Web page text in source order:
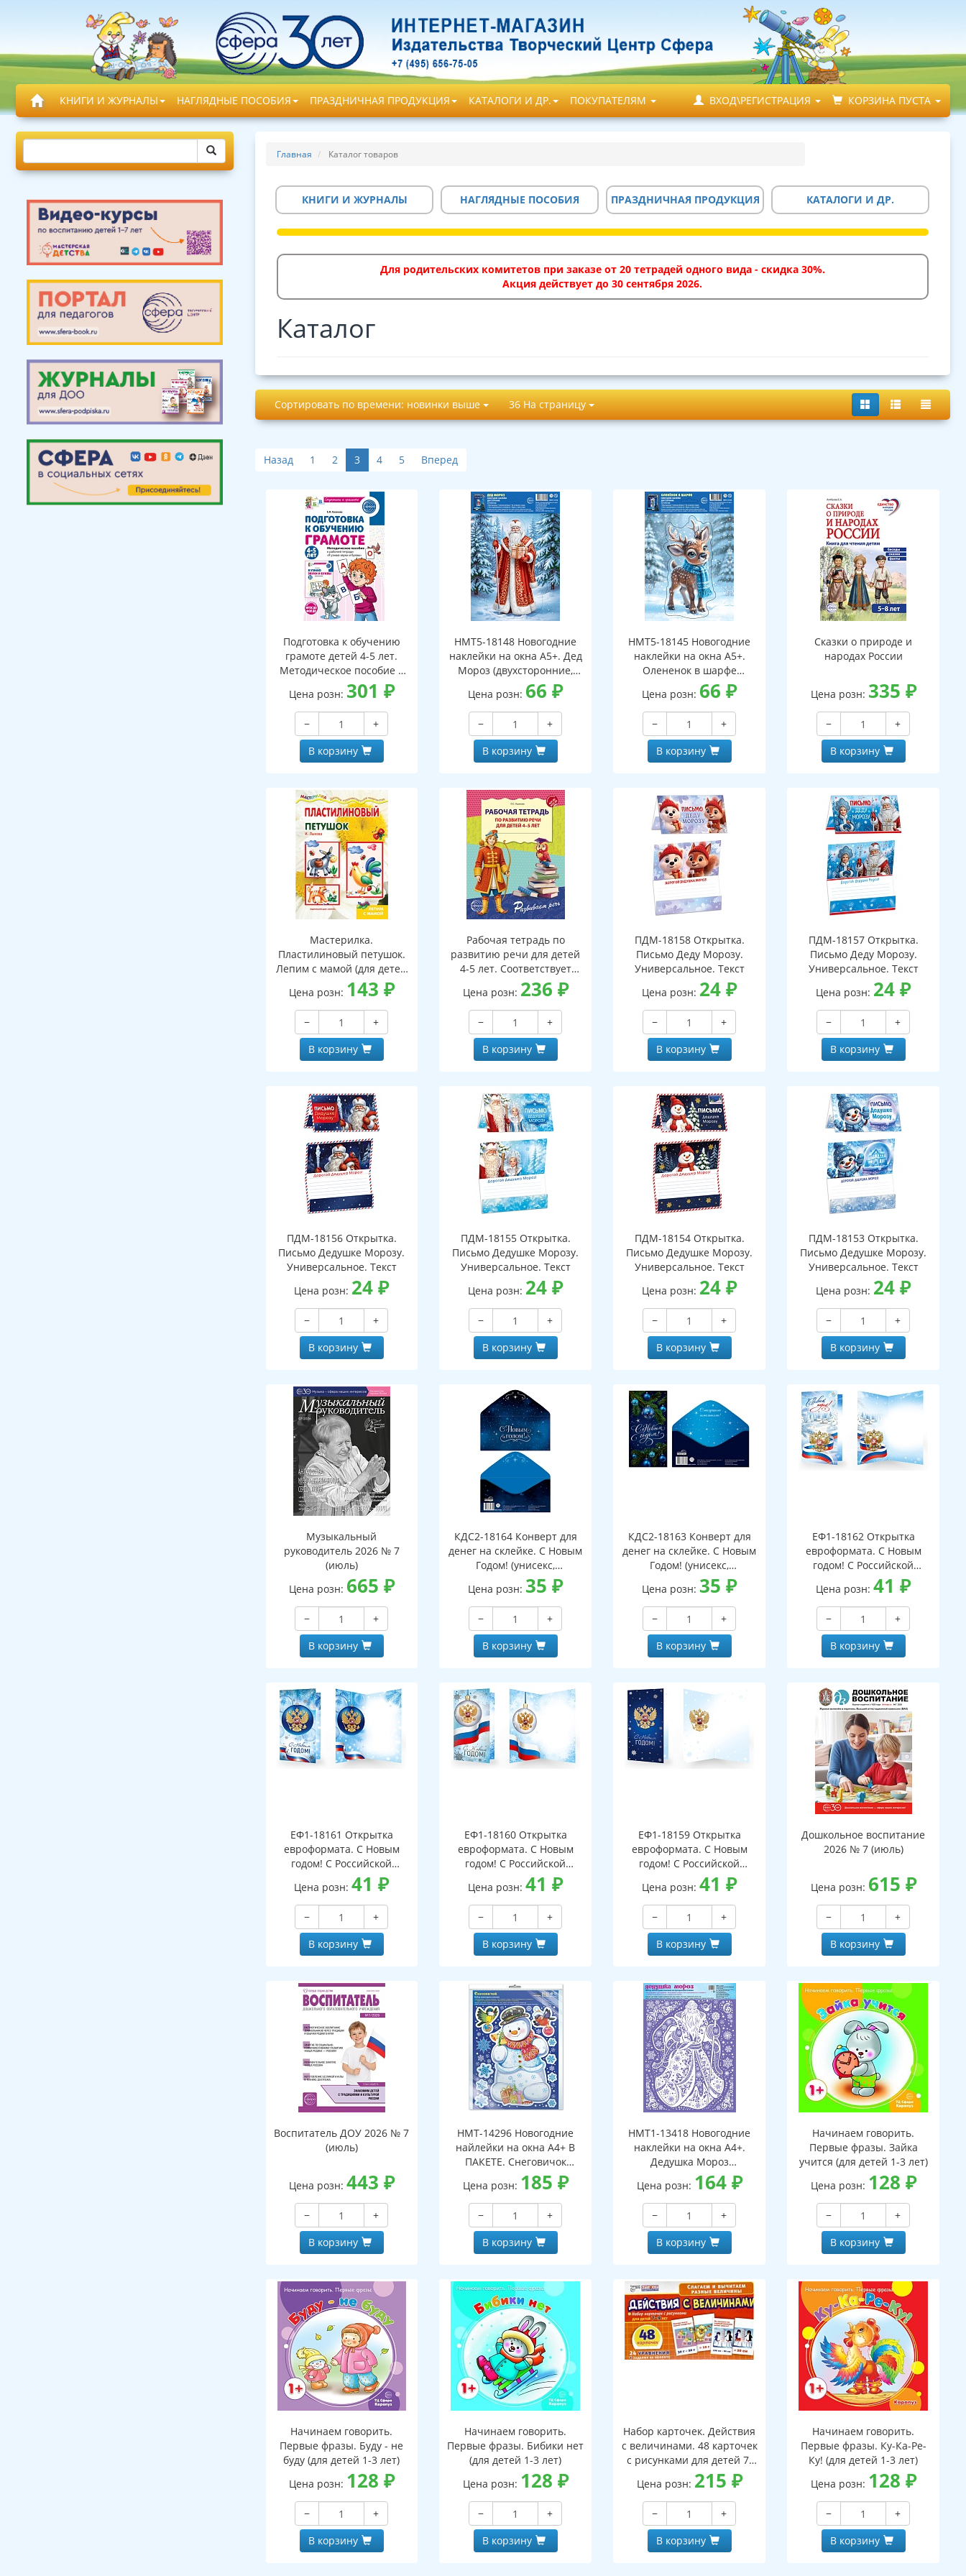
КНИГИ И ЖУРНАЛЫ НАГЛЯДНЫЕ ПОСОБИЯ ПРАЗДНИЧНАЯ ПРОДУКЦИЯ КАТАЛОГИ И ДР. ПОКУПАТЕЛЯМ ВХОД\РЕГИСТРАЦИЯ КОРЗИНА ПУСТА
Главная Каталог товаров
КНИГИ И ЖУРНАЛЫ НАГЛЯДНЫЕ ПОСОБИЯ ПРАЗДНИЧНАЯ ПРОДУКЦИЯ КАТАЛОГИ И ДР.
Для родительских комитетов при заказе от 20 тетрадей одного вида - скидка 30%.
Акция действует до 30 сентября 2026.
Каталог
Сортировать по времени: новинки выше 36 На страницу
Назад 1 2 3 4 5 Вперед
Подготовка к обучению
грамоте детей 4-5 лет.
Методическое пособие к
рабочей тетради "Я узнаю
звуки и буквы"
Цена розн: 301 ₽
−
+
В корзину
НМТ5-18148 Новогодние
наклейки на окна А5+. Дед
Мороз (двухсторонние,
видны с обеих сторон,
многоразовые)
Цена розн: 66₽
−
+
В корзину
НМТ5-18145 Новогодние
наклейки на окна А5+.
Олененок в шарфе
(двухсторонние, видны с
обеих сторон,
многоразовые)
Цена розн: 66₽
−
+
В корзину
Сказки о природе и
народах России
Цена розн: 335 ₽
−
+
В корзину
Мастерилка.
Пластилиновый петушок.
Лепим с мамой (для детей
5-7 лет)
Цена розн: 143 ₽
−
+
В корзину
Рабочая тетрадь по
развитию речи для детей
4-5 лет. Соответствует
ФГОС ДО - 3-е изд испр.
Цена розн: 236 ₽
−
+
В корзину
ПДМ-18158 Открытка.
Письмо Деду Морозу.
Универсальное. Текст
Цена розн: 24₽
−
+
В корзину
ПДМ-18157 Открытка.
Письмо Деду Морозу.
Универсальное. Текст
Цена розн: 24₽
−
+
В корзину
ПДМ-18156 Открытка.
Письмо Дедушке Морозу.
Универсальное. Текст
Цена розн: 24₽
−
+
В корзину
ПДМ-18155 Открытка.
Письмо Дедушке Морозу.
Универсальное. Текст
Цена розн: 24₽
−
+
В корзину
ПДМ-18154 Открытка.
Письмо Дедушке Морозу.
Универсальное. Текст
Цена розн: 24₽
−
+
В корзину
ПДМ-18153 Открытка.
Письмо Дедушке Морозу.
Универсальное. Текст
Цена розн: 24₽
−
+
В корзину
Музыкальный
руководитель 2026 № 7
(июль)
Цена розн: 665 ₽
−
+
В корзину
КДС2-18164 Конверт для
денег на склейке. С Новым
Годом! (унисекс,
серебряная фольга)
Цена розн: 35₽
−
+
В корзину
КДС2-18163 Конверт для
денег на склейке. С Новым
Годом! (унисекс,
серебряная фольга)
Цена розн: 35₽
−
+
В корзину
ЕФ1-18162 Открытка
евроформата. С Новым
годом! С Российской
символикой. Без текста
(серебряная фольга)
Цена розн:41₽
−
+
В корзину
ЕФ1-18161 Открытка
евроформата. С Новым
годом! С Российской
символикой. Без текста
(серебряная фольга)
Цена розн:41₽
−
+
В корзину
ЕФ1-18160 Открытка
евроформата. С Новым
годом! С Российской
символикой. Без текста
(серебряная фольга)
Цена розн:41₽
−
+
В корзину
ЕФ1-18159 Открытка
евроформата. С Новым
годом! С Российской
символикой. Без текста
(серебряная фольга)
Цена розн:41₽
−
+
В корзину
Дошкольное воспитание
2026 № 7 (июль)
Цена розн: 615 ₽
−
+
В корзину
Воспитатель ДОУ 2026 № 7
(июль)
Цена розн: 443 ₽
−
+
В корзину
НМТ-14296 Новогодние
найлейки на окна А4+ В
ПАКЕТЕ. Снеговичок
(серебряная
металлизация,
многоразовые)
Цена розн: 185 ₽
−
+
В корзину
НМТ1-13418 Новогодние
наклейки на окна А4+.
Дедушка Мороз
(пластизоль,
многоразовые)
Цена розн: 164₽
−
+
В корзину
Начинаем говорить.
Первые фразы. Зайка
учится (для детей 1-3 лет)
Цена розн: 128 ₽
−
+
В корзину
Начинаем говорить.
Первые фразы. Буду - не
буду (для детей 1-3 лет)
Цена розн: 128 ₽
−
+
В корзину
Начинаем говорить.
Первые фразы. Бибики нет
(для детей 1-3 лет)
Цена розн: 128 ₽
−
+
В корзину
Набор карточек. Действия
с величинами. 48 карточек
с рисунками для детей 7-
9лет. 24 уравнения с
заданиями на обороте
Цена розн: 215 ₽
−
+
В корзину
Начинаем говорить.
Первые фразы. Ку-Ка-Ре-
Ку! (для детей 1-3 лет)
Цена розн: 128 ₽
−
+
В корзину